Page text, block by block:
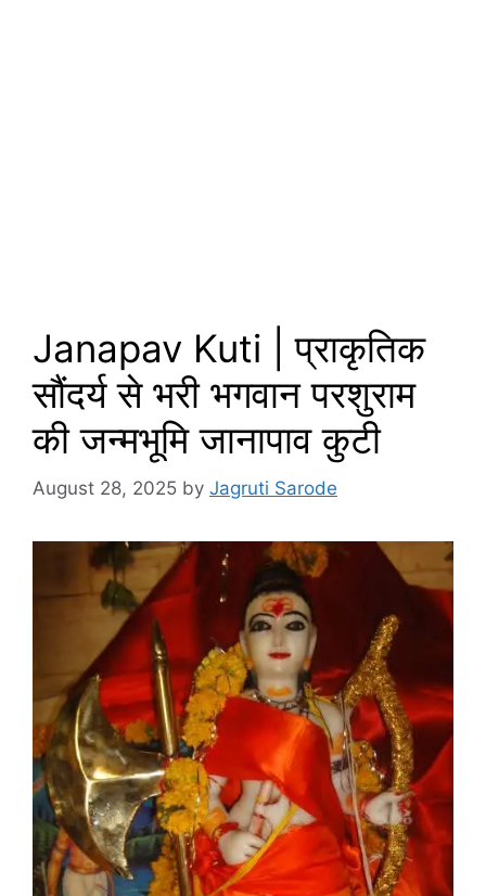
Janapav Kuti | प्राकृतिक
सौंदर्य से भरी भगवान परशुराम
की जन्मभूमि जानापाव कुटी
August 28, 2025 by Jagruti Sarode